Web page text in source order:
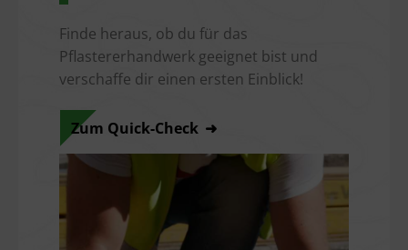
Finde heraus, ob du für das
Pflastererhandwerk geeignet bist und
verschaffe dir einen ersten Einblick!
Zum Quick-Check